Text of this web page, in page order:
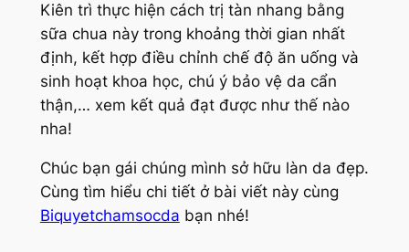
Kiên trì thực hiện cách trị tàn nhang bằng
sữa chua này trong khoảng thời gian nhất
định, kết hợp điều chỉnh chế độ ăn uống và
sinh hoạt khoa học, chú ý bảo vệ da cẩn
thận,… xem kết quả đạt được như thế nào
nha!
Chúc bạn gái chúng mình sở hữu làn da đẹp.
Cùng tìm hiểu chi tiết ở bài viết này cùng
Biquyetchamsocda bạn nhé!